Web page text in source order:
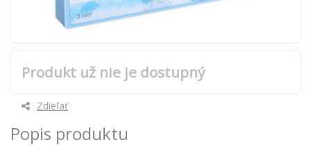
Produkt už nie je dostupný
Zdieľať
Popis produktu